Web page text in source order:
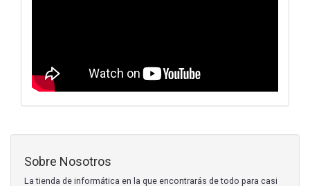
Sobre Nosotros
La tienda de informática en la que encontrarás de todo para casi